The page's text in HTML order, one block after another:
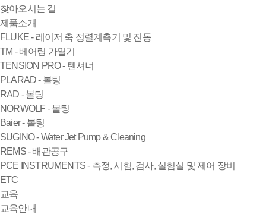
찾아오시는 길
제품소개
FLUKE - 레이저 축 정렬계측기 및 진동
TM - 베어링 가열기
TENSION PRO - 텐셔너
PLARAD - 볼팅
RAD - 볼팅
NORWOLF - 볼팅
Baier - 볼팅
SUGINO - Water Jet Pump & Cleaning
REMS - 배관공구
PCE INSTRUMENTS - 측정, 시험, 검사, 실험실 및 제어 장비
ETC
교육
교육안내